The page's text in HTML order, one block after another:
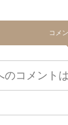
コメ
のコメント